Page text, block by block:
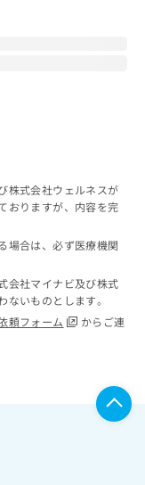
株式会社ウェルネスが
おりますが、内容を完
場合は、必ず医療機関
会社マイナビ及び株式
いものとします。
頼フォーム
からご連